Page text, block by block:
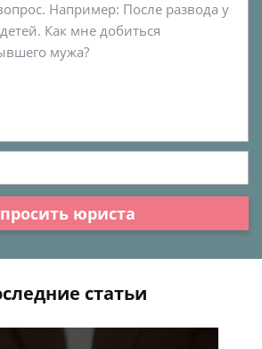
юриста
статьи